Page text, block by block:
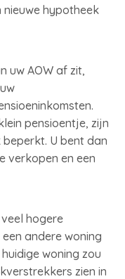
hypotheek
uw AOW af zit,
pensioentje, zijn
U bent dan
verkopen en een
hogere
andere woning
woning zou
zien in